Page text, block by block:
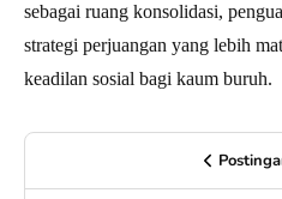
sebagai ruang konsolidasi,
strategi perjuangan yang lebih
keadilan sosial bagi kaum buruh.